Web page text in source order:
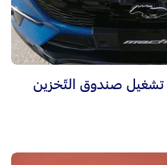
صندوق التّخزين